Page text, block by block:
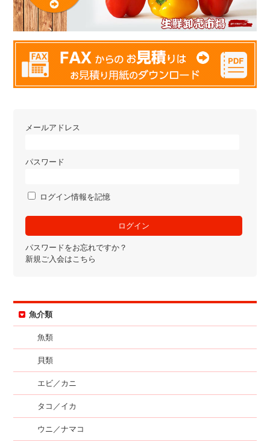
メールアドレス
パスワード
ログイン情報を記憶
パスワードをお忘れですか？
新規ご入会はこちら
魚介類
魚類
貝類
エビ／カニ
タコ／イカ
ウニ／ナマコ